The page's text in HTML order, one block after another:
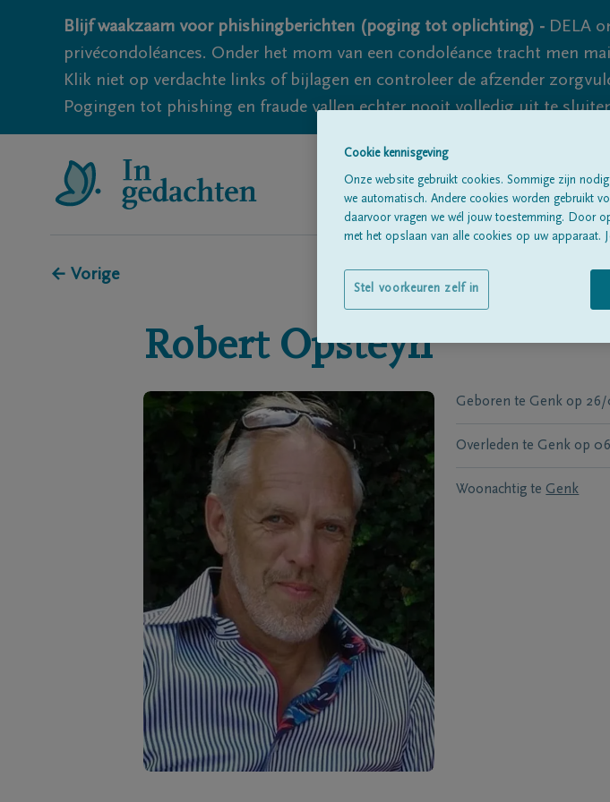
Blijf waakzaam voor phishingberichten (poging tot oplichting) - DELA
privécondoléances. Onder het mom van een condoléance tracht men
Klik niet op verdachte links of bijlagen en controleer de afzender
Pogingen tot phishing en fraude vallen echter nooit volledig uit te
← Vorige
Robert Opsteyn
Geboren te Genk op 26/
Overleden te Genk op
Woonachtig te Genk
Cookie kennisgeving
Onze website gebruikt cookies. Sommige zijn
we automatisch. Andere cookies worden gebruikt
daarvoor vragen we wél jouw toestemming. Door
met het opslaan van alle cookies op uw apparaat.
Stel voorkeuren zelf in